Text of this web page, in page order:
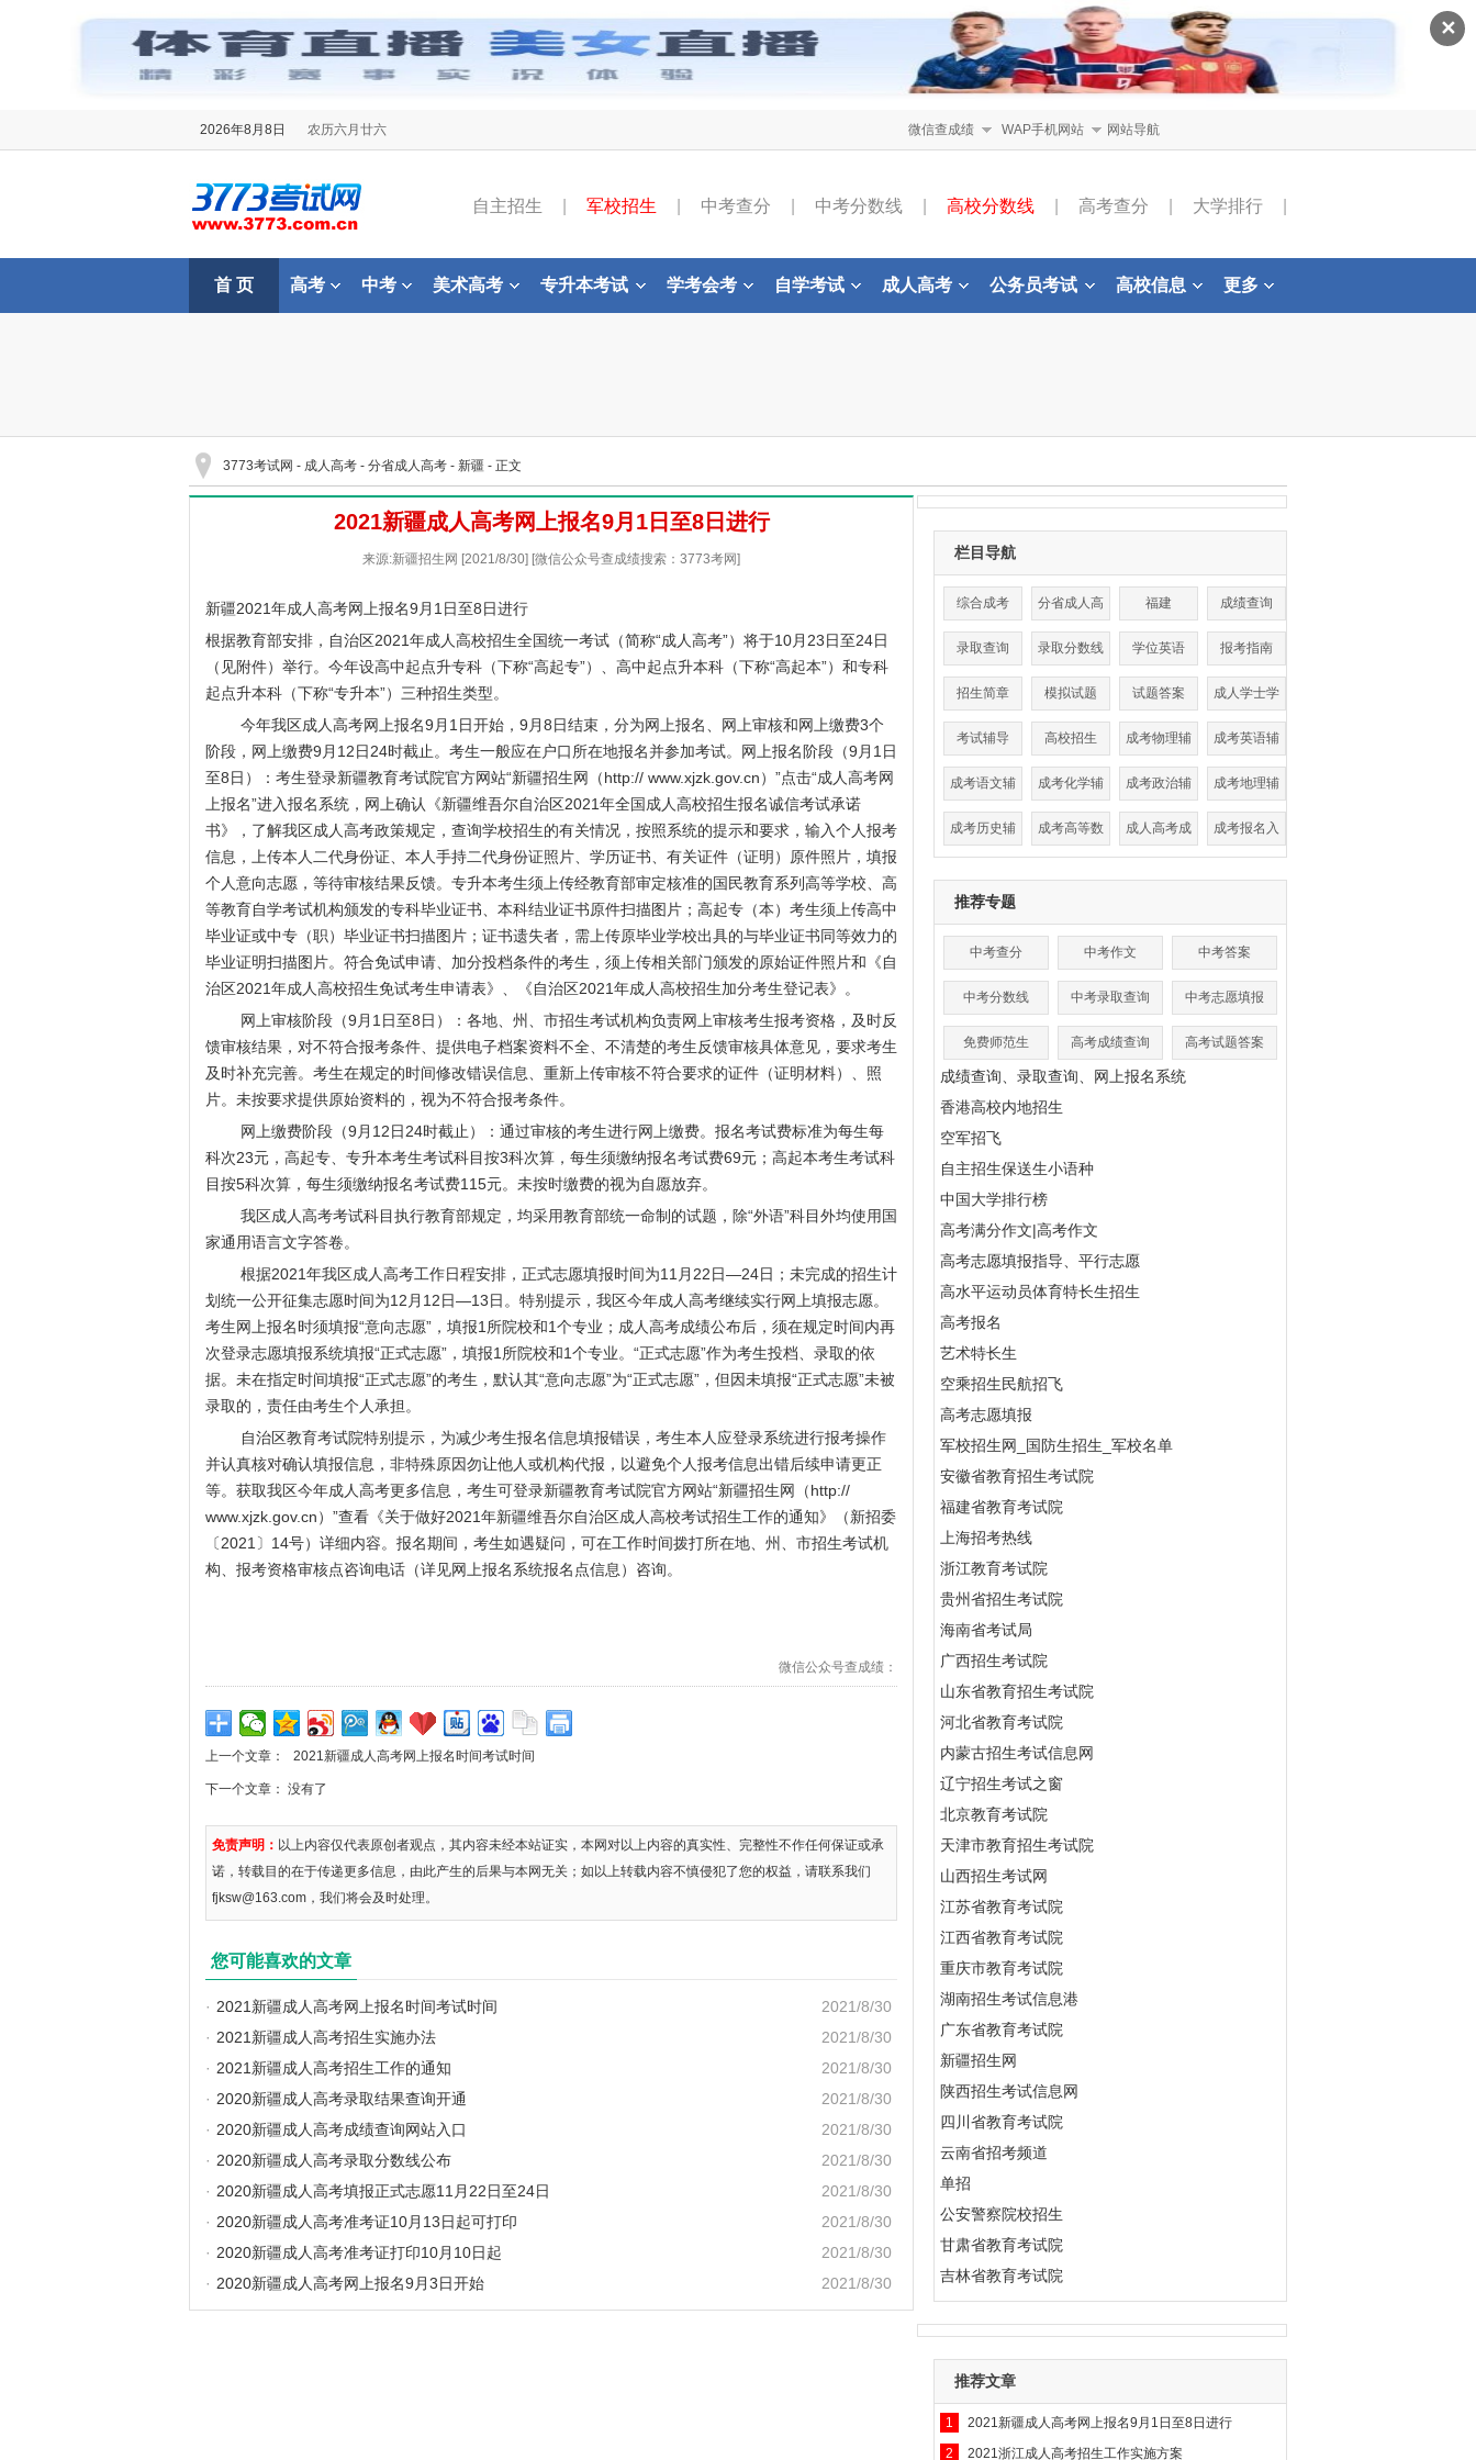
✕
2026年8月8日 农历六月廿六 微信查成绩 WAP手机网站 网站导航
自主招生 军校招生 中考查分 中考分数线 高校分数线 高考查分 大学排行
首 页 高考 中考 美术高考 专升本考试 学考会考 自学考试 成人高考 公务员考试 高校信息 更多
3773考试网 - 成人高考 - 分省成人高考 - 新疆 - 正文
2021新疆成人高考网上报名9月1日至8日进行
来源:新疆招生网 [2021/8/30] [微信公众号查成绩搜索：3773考网]
新疆2021年成人高考网上报名9月1日至8日进行
根据教育部安排，自治区2021年成人高校招生全国统一考试（简称“成人高考”）将于10月23日至24日
（见附件）举行。今年设高中起点升专科（下称“高起专”）、高中起点升本科（下称“高起本”）和专科
起点升本科（下称“专升本”）三种招生类型。
今年我区成人高考网上报名9月1日开始，9月8日结束，分为网上报名、网上审核和网上缴费3个
阶段，网上缴费9月12日24时截止。考生一般应在户口所在地报名并参加考试。网上报名阶段（9月1日
至8日）：考生登录新疆教育考试院官方网站“新疆招生网（http:// www.xjzk.gov.cn）”点击“成人高考网
上报名”进入报名系统，网上确认《新疆维吾尔自治区2021年全国成人高校招生报名诚信考试承诺
书》，了解我区成人高考政策规定，查询学校招生的有关情况，按照系统的提示和要求，输入个人报考
信息，上传本人二代身份证、本人手持二代身份证照片、学历证书、有关证件（证明）原件照片，填报
个人意向志愿，等待审核结果反馈。专升本考生须上传经教育部审定核准的国民教育系列高等学校、高
等教育自学考试机构颁发的专科毕业证书、本科结业证书原件扫描图片；高起专（本）考生须上传高中
毕业证或中专（职）毕业证书扫描图片；证书遗失者，需上传原毕业学校出具的与毕业证书同等效力的
毕业证明扫描图片。符合免试申请、加分投档条件的考生，须上传相关部门颁发的原始证件照片和《自
治区2021年成人高校招生免试考生申请表》、《自治区2021年成人高校招生加分考生登记表》。
网上审核阶段（9月1日至8日）：各地、州、市招生考试机构负责网上审核考生报考资格，及时反
馈审核结果，对不符合报考条件、提供电子档案资料不全、不清楚的考生反馈审核具体意见，要求考生
及时补充完善。考生在规定的时间修改错误信息、重新上传审核不符合要求的证件（证明材料）、照
片。未按要求提供原始资料的，视为不符合报考条件。
网上缴费阶段（9月12日24时截止）：通过审核的考生进行网上缴费。报名考试费标准为每生每
科次23元，高起专、专升本考生考试科目按3科次算，每生须缴纳报名考试费69元；高起本考生考试科
目按5科次算，每生须缴纳报名考试费115元。未按时缴费的视为自愿放弃。
我区成人高考考试科目执行教育部规定，均采用教育部统一命制的试题，除“外语”科目外均使用国
家通用语言文字答卷。
根据2021年我区成人高考工作日程安排，正式志愿填报时间为11月22日—24日；未完成的招生计
划统一公开征集志愿时间为12月12日—13日。特别提示，我区今年成人高考继续实行网上填报志愿。
考生网上报名时须填报“意向志愿”，填报1所院校和1个专业；成人高考成绩公布后，须在规定时间内再
次登录志愿填报系统填报“正式志愿”，填报1所院校和1个专业。“正式志愿”作为考生投档、录取的依
据。未在指定时间填报“正式志愿”的考生，默认其“意向志愿”为“正式志愿”，但因未填报“正式志愿”未被
录取的，责任由考生个人承担。
自治区教育考试院特别提示，为减少考生报名信息填报错误，考生本人应登录系统进行报考操作
并认真核对确认填报信息，非特殊原因勿让他人或机构代报，以避免个人报考信息出错后续申请更正
等。获取我区今年成人高考更多信息，考生可登录新疆教育考试院官方网站“新疆招生网（http://
www.xjzk.gov.cn）”查看《关于做好2021年新疆维吾尔自治区成人高校考试招生工作的通知》（新招委
〔2021〕14号）详细内容。报名期间，考生如遇疑问，可在工作时间拨打所在地、州、市招生考试机
构、报考资格审核点咨询电话（详见网上报名系统报名点信息）咨询。
微信公众号查成绩：
上一个文章： 2021新疆成人高考网上报名时间考试时间
下一个文章： 没有了
免责声明： 以上内容仅代表原创者观点，其内容未经本站证实，本网对以上内容的真实性、完整性不作任何保证或承
诺，转载目的在于传递更多信息，由此产生的后果与本网无关；如以上转载内容不慎侵犯了您的权益，请联系我们
fjksw@163.com，我们将会及时处理。
您可能喜欢的文章
2021/8/30
· 2021新疆成人高考网上报名时间考试时间
2021/8/30
· 2021新疆成人高考招生实施办法
2021/8/30
· 2021新疆成人高考招生工作的通知
2021/8/30
· 2020新疆成人高考录取结果查询开通
2021/8/30
· 2020新疆成人高考成绩查询网站入口
2021/8/30
· 2020新疆成人高考录取分数线公布
2021/8/30
· 2020新疆成人高考填报正式志愿11月22日至24日
2021/8/30
· 2020新疆成人高考准考证10月13日起可打印
2021/8/30
· 2020新疆成人高考准考证打印10月10日起
2021/8/30
· 2020新疆成人高考网上报名9月3日开始
栏目导航
综合成考 分省成人高
考
福建 成绩查询
录取查询 录取分数线 学位英语 报考指南
招生简章 模拟试题 试题答案 成人学士学
位
考试辅导
高校招生 成考物理辅
导
成考英语辅
导
成考语文辅
导
成考化学辅
导
成考政治辅
导
成考地理辅
导
成考历史辅
导
成考高等数
学辅导
成人高考成
绩查询
成考报名入
口
推荐专题
中考查分 中考作文 中考答案
中考分数线 中考录取查询 中考志愿填报
免费师范生 高考成绩查询 高考试题答案
成绩查询、录取查询、网上报名系统
香港高校内地招生
空军招飞
自主招生保送生小语种
中国大学排行榜
高考满分作文|高考作文
高考志愿填报指导、平行志愿
高水平运动员体育特长生招生
高考报名
艺术特长生
空乘招生民航招飞
高考志愿填报
军校招生网_国防生招生_军校名单
安徽省教育招生考试院
福建省教育考试院
上海招考热线
浙江教育考试院
贵州省招生考试院
海南省考试局
广西招生考试院
山东省教育招生考试院
河北省教育考试院
内蒙古招生考试信息网
辽宁招生考试之窗
北京教育考试院
天津市教育招生考试院
山西招生考试网
江苏省教育考试院
江西省教育考试院
重庆市教育考试院
湖南招生考试信息港
广东省教育考试院
新疆招生网
陕西招生考试信息网
四川省教育考试院
云南省招考频道
单招
公安警察院校招生
甘肃省教育考试院
吉林省教育考试院
推荐文章
1
2021新疆成人高考网上报名9月1日至8日进行
2
2021浙江成人高考招生工作实施方案